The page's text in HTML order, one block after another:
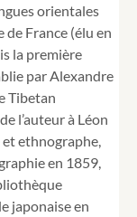
orientales
de France (élu en
la première
par Alexandre
Tibetan
l’auteur à Léon
ethnographe,
en 1859,
japonaise en